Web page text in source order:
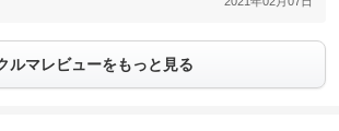
ルマレビューをもっと見る